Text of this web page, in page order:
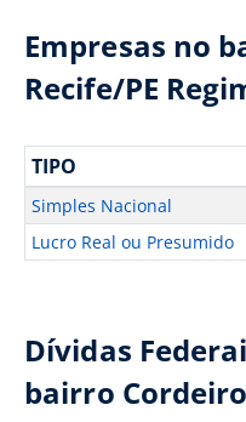
Empresas no
Recife/PE
TIPO
Simples Nacional
Lucro Real ou Presumido
Dívidas
bairro